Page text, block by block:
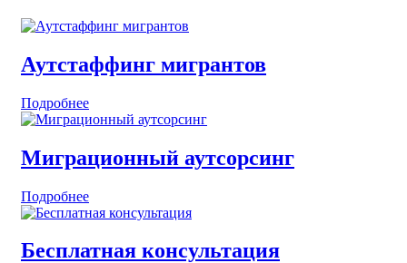
Аутстаффинг мигрантов
Подробнее
Миграционный аутсорсинг
Подробнее
Бесплатная консультация